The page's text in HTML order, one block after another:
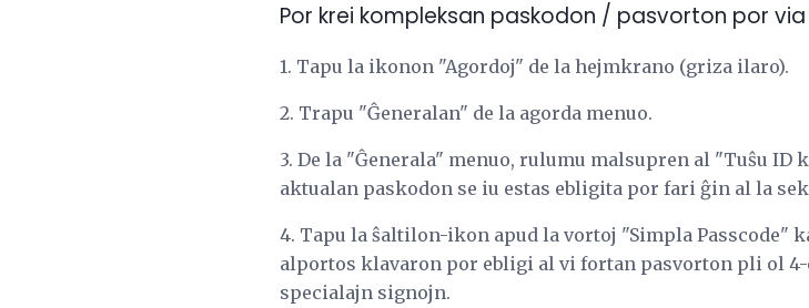
Por krei kompleksan paskodon / pasvorton por via
1. Tapu la ikonon "Agordoj" de la hejmkrano (griza ilaro).
2. Trapu "Ĝeneralan" de la agorda menuo.
3. De la "Ĝenerala" menuo, rulumu malsupren al "Tuŝu ID
aktualan paskodon se iu estas ebligita por fari ĝin al la
4. Tapu la ŝaltilon-ikon apud la vortoj "Simpla Passcode"
alportos klavaron por ebligi al vi fortan pasvorton pli ol
specialajn signojn.